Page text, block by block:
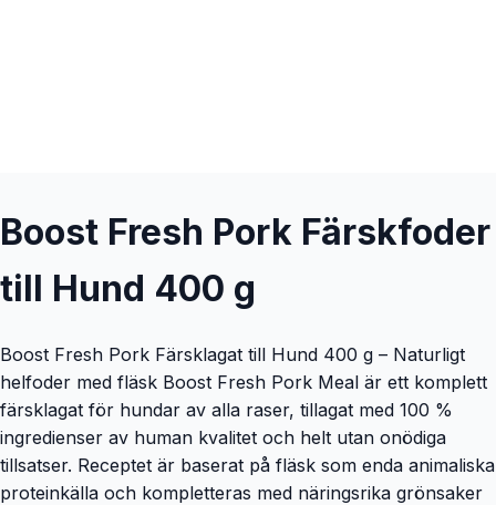
Boost Fresh Pork Färskfoder
till Hund 400 g
Boost Fresh Pork Färsklagat till Hund 400 g – Naturligt
helfoder med fläsk Boost Fresh Pork Meal är ett komplett
färsklagat för hundar av alla raser, tillagat med 100 %
ingredienser av human kvalitet och helt utan onödiga
tillsatser. Receptet är baserat på fläsk som enda animaliska
proteinkälla och kompletteras med näringsrika grönsaker